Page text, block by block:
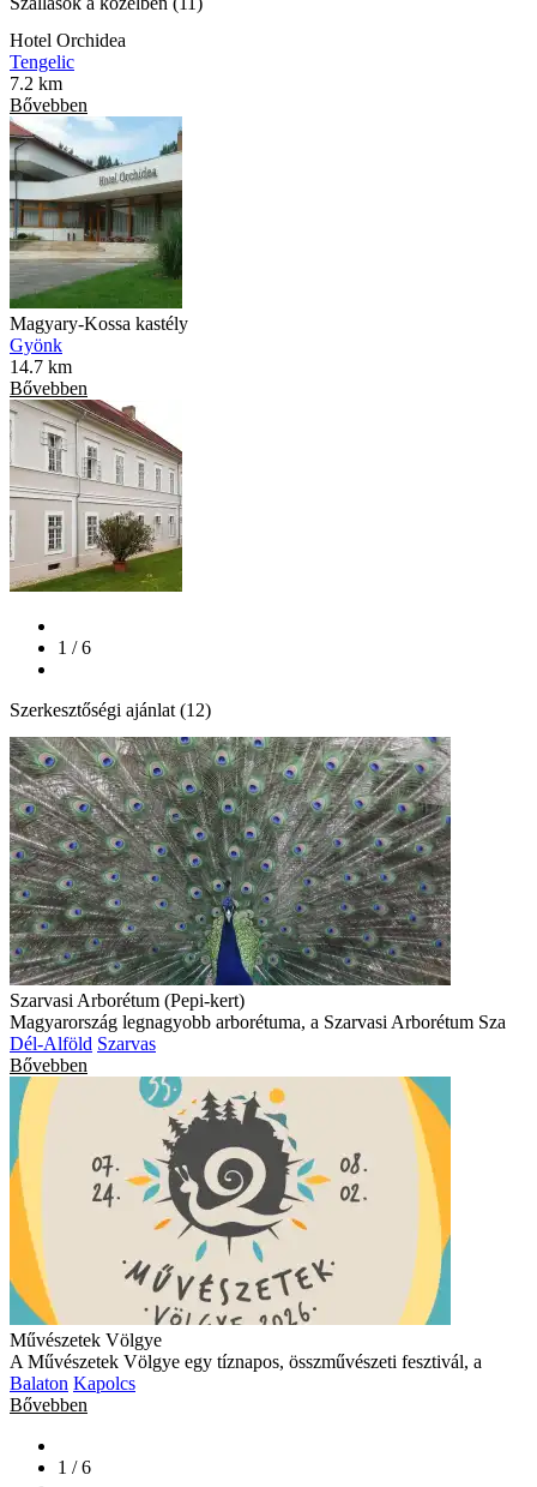
Hotel Orchidea
Tengelic
7.2 km
Bővebben
Magyary-Kossa kastély
Gyönk
14.7 km
Bővebben
1 / 6
Szerkesztőségi ajánlat (12)
Szarvasi Arborétum (Pepi-kert)
Magyarország legnagyobb arborétuma, a Szarvasi Arborétum Sza
Dél-Alföld Szarvas
Bővebben
Művészetek Völgye
A Művészetek Völgye egy tíznapos, összművészeti fesztivál, a
Balaton Kapolcs
Bővebben
1 / 6